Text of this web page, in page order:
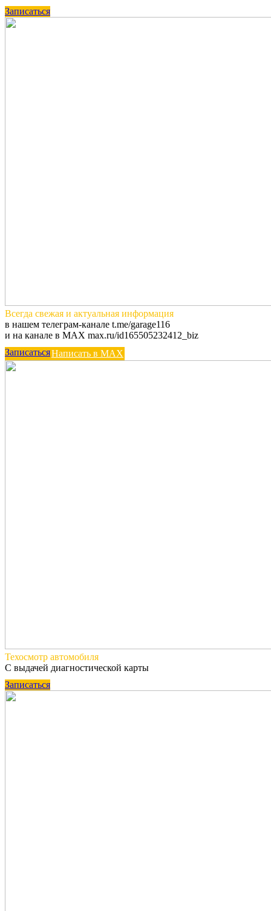
Записаться
Всегда свежая и актуальная информация
в нашем телеграм-канале t.me/garage116
и на канале в MAX max.ru/id165505232412_biz
ЗаписатьсяНаписать в MAX
Техосмотр автомобиля
С выдачей диагностической карты
Записаться